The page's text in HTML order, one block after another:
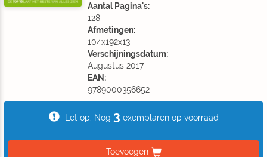
Aantal Pagina's:
128
Afmetingen:
104x192x13
Verschijningsdatum:
Augustus 2017
EAN:
9789000356652
Let op: Nog 3 exemplaren op voorraad
Toevoegen